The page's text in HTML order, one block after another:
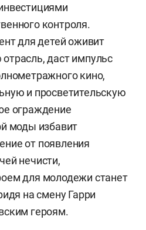
контроля.
для детей оживит
даст импульс
кино,
и просветительскую
ограждение
моды избавит
от появления
нечисти,
для молодежи станет
на смену Гарри
героям.